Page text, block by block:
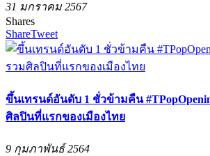
31 มกราคม 2567
Shares
ShareTweet
ขึ้นเทรนด์อันดับ 1 ชั่วข้ามคืน
ศิลปินที่แรกของเมืองไทย
9 กุมภาพันธ์ 2564